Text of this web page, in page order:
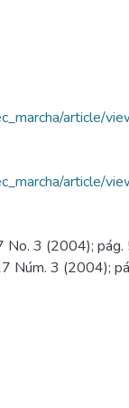
article/
article/
No. 3 (2004);
Núm. 3 (2004);